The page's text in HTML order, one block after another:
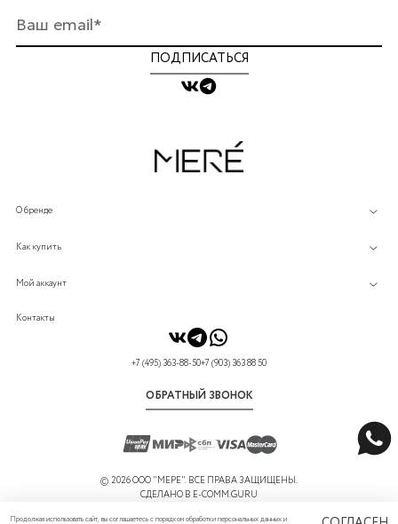
ПОДПИСАТЬСЯ
О бренде
Как купить
Мой аккаунт
Контакты
+7 (495) 363-88-50+7 (903) 363 88 50
ОБРАТНЫЙ ЗВОНОК
© 2026 ООО "МЕРЕ". ВСЕ ПРАВА ЗАЩИЩЕНЫ.
СДЕЛАНО В E-COMM.GURU
Продолжая использовать сайт, вы соглашаетесь с порядком обработки персональных данных и